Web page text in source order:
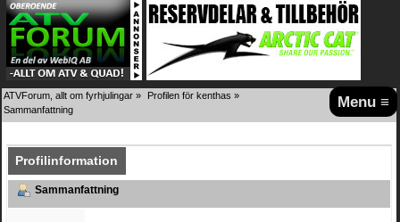
Menu ≡
ATVForum, allt om fyrhjulingar » Profilen för kenthas »
Sammanfattning
Profilinformation
Sammanfattning